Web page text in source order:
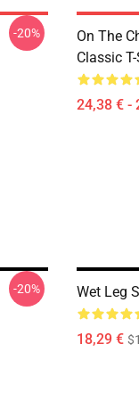
-20%
On The
Classic
24,38 € -
-20% Wet Leg
18,29 €